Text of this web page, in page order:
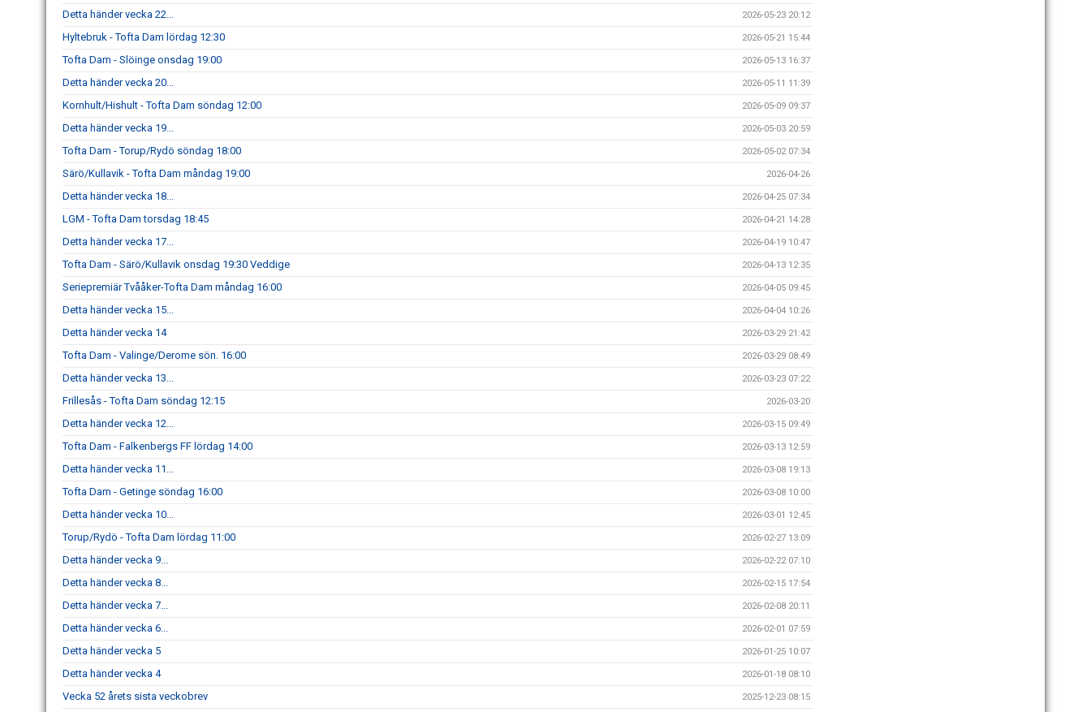
Detta händer vecka 22... 2026-05-23 20:12
Hyltebruk - Tofta Dam lördag 12:30 2026-05-21 15:44
Tofta Dam - Slöinge onsdag 19:00 2026-05-13 16:37
Detta händer vecka 20... 2026-05-11 11:39
Kornhult/Hishult - Tofta Dam söndag 12:00 2026-05-09 09:37
Detta händer vecka 19... 2026-05-03 20:59
Tofta Dam - Torup/Rydö söndag 18:00 2026-05-02 07:34
Särö/Kullavik - Tofta Dam måndag 19:00 2026-04-26
Detta händer vecka 18... 2026-04-25 07:34
LGM - Tofta Dam torsdag 18:45 2026-04-21 14:28
Detta händer vecka 17... 2026-04-19 10:47
Tofta Dam - Särö/Kullavik onsdag 19:30 Veddige 2026-04-13 12:35
Seriepremiär Tvååker-Tofta Dam måndag 16:00 2026-04-05 09:45
Detta händer vecka 15... 2026-04-04 10:26
Detta händer vecka 14 2026-03-29 21:42
Tofta Dam - Valinge/Derome sön. 16:00 2026-03-29 08:49
Detta händer vecka 13... 2026-03-23 07:22
Frillesås - Tofta Dam söndag 12:15 2026-03-20
Detta händer vecka 12... 2026-03-15 09:49
Tofta Dam - Falkenbergs FF lördag 14:00 2026-03-13 12:59
Detta händer vecka 11... 2026-03-08 19:13
Tofta Dam - Getinge söndag 16:00 2026-03-08 10:00
Detta händer vecka 10... 2026-03-01 12:45
Torup/Rydö - Tofta Dam lördag 11:00 2026-02-27 13:09
Detta händer vecka 9... 2026-02-22 07:10
Detta händer vecka 8... 2026-02-15 17:54
Detta händer vecka 7... 2026-02-08 20:11
Detta händer vecka 6... 2026-02-01 07:59
Detta händer vecka 5 2026-01-25 10:07
Detta händer vecka 4 2026-01-18 08:10
Vecka 52 årets sista veckobrev 2025-12-23 08:15